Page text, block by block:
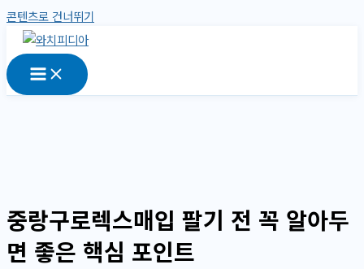
콘텐츠로 건너뛰기
중랑구로렉스매입 팔기 전 꼭 알아두
면 좋은 핵심 포인트